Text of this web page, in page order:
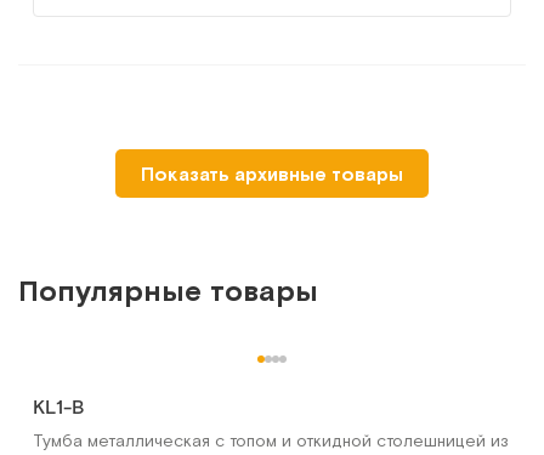
Показать архивные товары
Популярные товары
KL1-В
Тумба металлическая с топом и откидной столешницей из